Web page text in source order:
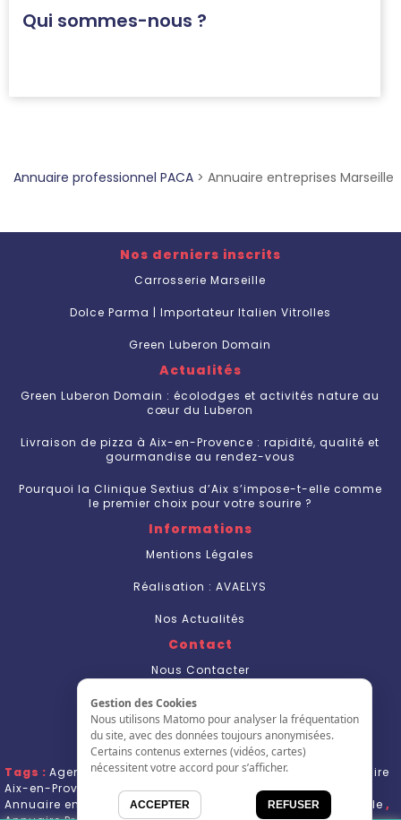
Gestion des Cookies
Nous utilisons Matomo pour analyser la fréquentation
du site, avec des données toujours anonymisées.
Certains contenus externes (vidéos, cartes)
nécessitent votre accord pour s’afficher.
ACCEPTER REFUSER
Qui sommes-nous ?
Annuaire professionnel PACA > Annuaire entreprises Marseille
Nos derniers inscrits
Carrosserie Marseille
Dolce Parma | Importateur Italien Vitrolles
Green Luberon Domain
Actualités
Green Luberon Domain : écolodges et activités nature au
cœur du Luberon
Livraison de pizza à Aix-en-Provence : rapidité, qualité et
gourmandise au rendez-vous
Pourquoi la Clinique Sextius d’Aix s’impose-t-elle comme
le premier choix pour votre sourire ?
Informations
Mentions Légales
Réalisation : AVAELYS
Nos Actualités
Contact
Nous Contacter
S'inscrire
L'annuaire
Tags : Agence de communication Aix en Provence
annuaire
Aix-en-Provence
Annuaire Entreprise Aix en Provence
Annuaire entreprise Marseille, Annuaire entreprises Marseille ,